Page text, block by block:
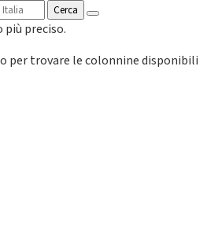
Cerca
più preciso.
per trovare le colonnine disponibili